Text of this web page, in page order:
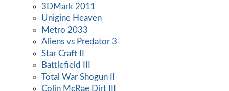
3DMark 2011
Unigine Heaven
Metro 2033
Aliens vs Predator 3
Star Craft II
Battlefield III
Total War Shogun II
Colin McRae Dirt III